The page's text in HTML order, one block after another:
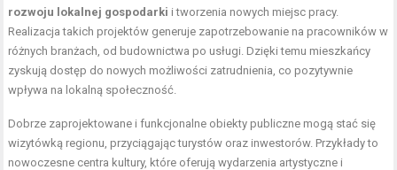
rozwoju lokalnej gospodarki i tworzenia nowych miejsc pracy.
Realizacja takich projektów generuje zapotrzebowanie na pracowników w
różnych branżach, od budownictwa po usługi. Dzięki temu mieszkańcy
zyskują dostęp do nowych możliwości zatrudnienia, co pozytywnie
wpływa na lokalną społeczność.
Dobrze zaprojektowane i funkcjonalne obiekty publiczne mogą stać się
wizytówką regionu, przyciągając turystów oraz inwestorów. Przykłady to
nowoczesne centra kultury, które oferują wydarzenia artystyczne i